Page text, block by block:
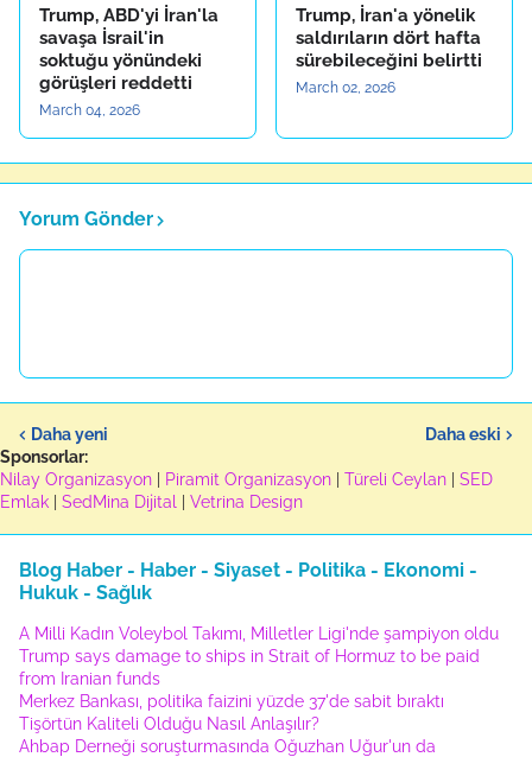
Trump, ABD'yi İran'la
savaşa İsrail'in
soktuğu yönündeki
görüşleri reddetti
March 04, 2026
Trump, İran'a yönelik
saldırıların dört hafta
sürebileceğini belirtti
March 02, 2026
Yorum Gönder
Daha yeni
Daha eski
Sponsorlar:
Nilay Organizasyon
Piramit Organizasyon Türeli Ceylan
SED
Emlak
SedMina Dijital Vetrina Design
Blog Haber - Haber - Siyaset - Politika - Ekonomi -
Hukuk - Sağlık
A Milli Kadın Voleybol Takımı, Milletler Ligi'nde şampiyon oldu
Trump says damage to ships in Strait of Hormuz to be paid
from Iranian funds
Merkez Bankası, politika faizini yüzde 37'de sabit bıraktı
Tişörtün Kaliteli Olduğu Nasıl Anlaşılır?
Ahbap Derneği soruşturmasında Oğuzhan Uğur'un da